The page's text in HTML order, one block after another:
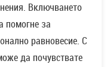
Включването
помогне за
равновесие. С
да почувствате